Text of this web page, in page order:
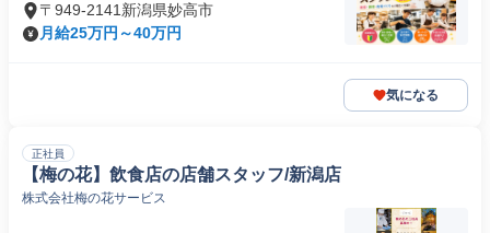
〒949-2141新潟県妙高市
月給25万円～40万円
気になる
正社員
【梅の花】飲食店の店舗スタッフ/新潟店
株式会社梅の花サービス